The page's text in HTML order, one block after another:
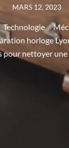
Posted
MARS 12, 2023
Technologie
horloge
pour nettoyer une